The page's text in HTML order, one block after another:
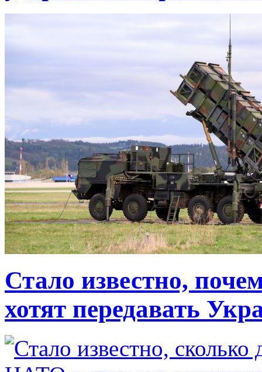
Стало известно,
хотят передавать